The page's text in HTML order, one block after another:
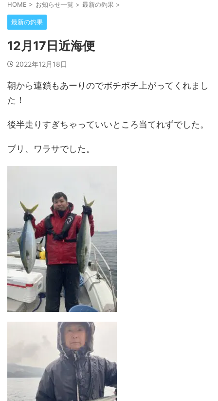
HOME > お知らせ一覧 > 最新の釣果 >
最新の釣果
12月17日近海便
2022年12月18日
朝から連鎖もあーりのでボチボチ上がってくれまし
た！
後半走りすぎちゃっていいところ当てれずでした。
ブリ、ワラサでした。